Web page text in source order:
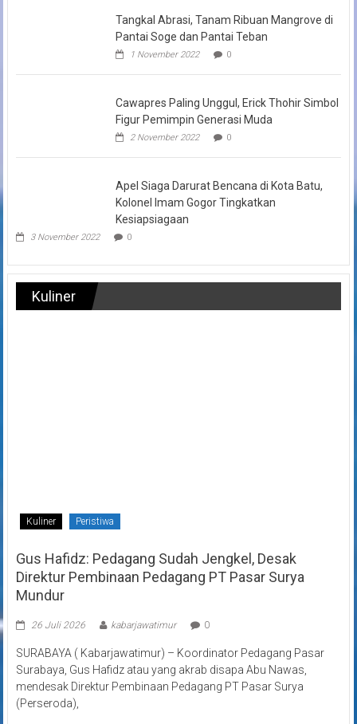
Tangkal Abrasi, Tanam Ribuan Mangrove di
Pantai Soge dan Pantai Teban
1 November 2022 0
Cawapres Paling Unggul, Erick Thohir Simbol
Figur Pemimpin Generasi Muda
2 November 2022 0
Apel Siaga Darurat Bencana di Kota Batu,
Kolonel Imam Gogor Tingkatkan
Kesiapsiagaan
3 November 2022 0
Kuliner
Kuliner Peristiwa
Gus Hafidz: Pedagang Sudah Jengkel, Desak
Direktur Pembinaan Pedagang PT Pasar Surya
Mundur
26 Juli 2026 kabarjawatimur 0
SURABAYA ( Kabarjawatimur) – Koordinator Pedagang Pasar
Surabaya, Gus Hafidz atau yang akrab disapa Abu Nawas,
mendesak Direktur Pembinaan Pedagang PT Pasar Surya
(Perseroda),